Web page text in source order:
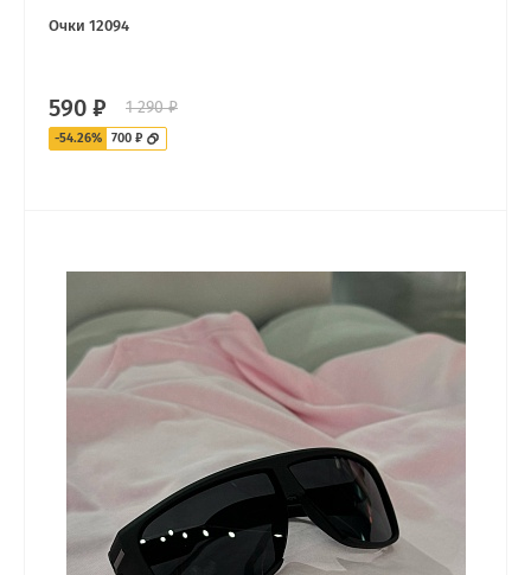
Очки 12094
590 ₽ 1 290 ₽
-54.26% 700 ₽